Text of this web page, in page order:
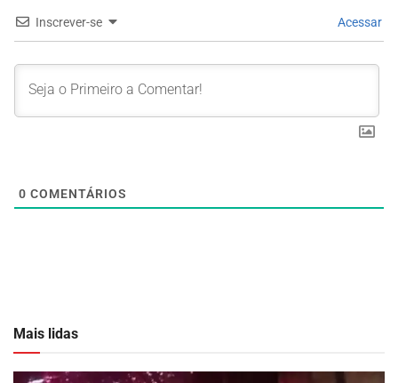
Inscrever-se Acessar
0 COMENTÁRIOS
Mais lidas